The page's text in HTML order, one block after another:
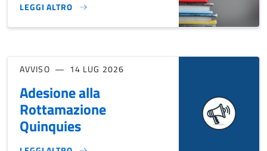
LEGGI ALTRO
FORNITURA LIBRI DI TESTO}
AVVISO 14 LUG 2026
Adesione alla
Rottamazione
Quinquies